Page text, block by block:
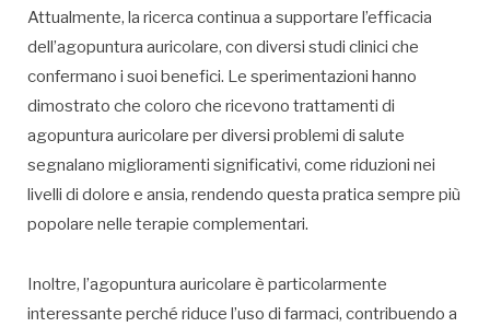
Attualmente, la ricerca continua a supportare l’efficacia
dell’agopuntura auricolare, con diversi studi clinici che
confermano i suoi benefici. Le sperimentazioni hanno
dimostrato che coloro che ricevono trattamenti di
agopuntura auricolare per diversi problemi di salute
segnalano miglioramenti significativi, come riduzioni nei
livelli di dolore e ansia, rendendo questa pratica sempre più
popolare nelle terapie complementari.
Inoltre, l’agopuntura auricolare è particolarmente
interessante perché riduce l’uso di farmaci, contribuendo a